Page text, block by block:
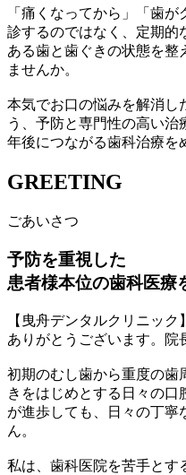
「痛くなってから」「歯
診するのではなく、定期的
ある歯と歯ぐきの状態を整
ませんか。
本気でお口の悩みを解消し
う、予防と専門性の高い治
年後につながる歯科治療を
GREETING
ごあいさつ
予防を重視した
患者様本位の歯科医療
【曳舟デンタルクリニッ
ありがとうございます。院
初期のむし歯から重度の歯
きをはじめとする日々の口
が進歩しても、日々の丁寧
ん。
私は、歯科医院を苦手とす